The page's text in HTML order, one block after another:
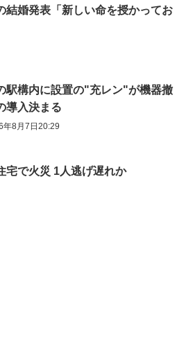
結婚発表「新しい命を授かってお
駅構内に設置の"充レン"が機器撤
導入決まる
年8月7日20:29
宅で火災 1人逃げ遅れか